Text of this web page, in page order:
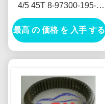
4/5 45T 8-97300-195-0
4JH1-TC 4HF1-2005
NKR-71MYY5Tを連動さ
せて下さい
最高 の 価格 を 入手 する